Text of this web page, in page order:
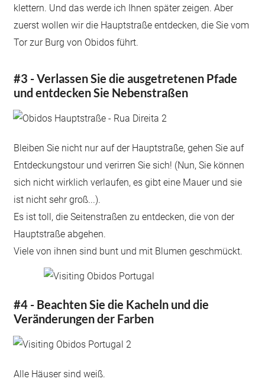
klettern. Und das werde ich Ihnen später zeigen. Aber
zuerst wollen wir die Hauptstraße entdecken, die Sie vom
Tor zur Burg von Obidos führt.
#3 - Verlassen Sie die ausgetretenen Pfade
und entdecken Sie Nebenstraßen
Bleiben Sie nicht nur auf der Hauptstraße, gehen Sie auf
Entdeckungstour und verirren Sie sich! (Nun, Sie können
sich nicht wirklich verlaufen, es gibt eine Mauer und sie
ist nicht sehr groß...).
Es ist toll, die Seitenstraßen zu entdecken, die von der
Hauptstraße abgehen.
Viele von ihnen sind bunt und mit Blumen geschmückt.
#4 - Beachten Sie die Kacheln und die
Veränderungen der Farben
Alle Häuser sind weiß.